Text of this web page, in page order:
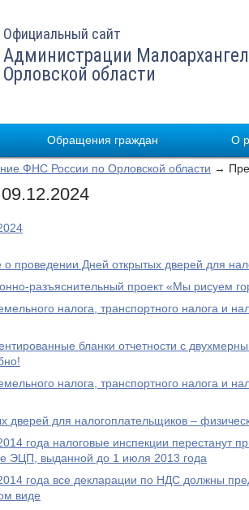
Официальный сайт
Администрации
Орловской области
Обращения граждан О
ФНС России по Орловской области →
проведении Дней открытых дверей для
разъяснительный проект «Мы рисуем
налога, транспортного налога и
бланки отчетности с
налога, транспортного налога и
дверей для налогоплательщиков –
года налоговые инспекции перестанут
ЭЦП, выданной до 1 июля 2013 года
года все декларации по НДС должны
виде